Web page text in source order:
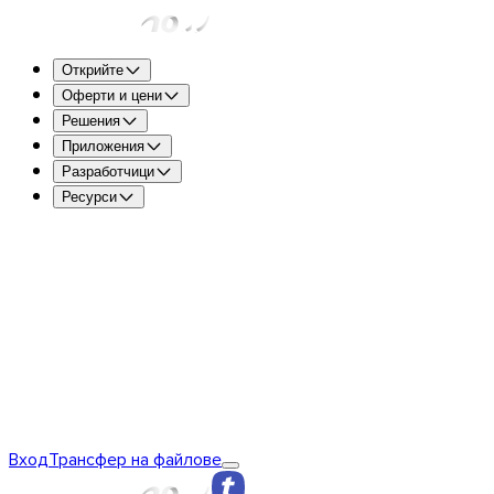
Открийте
Оферти и цени
Решения
Приложения
Разработчици
Ресурси
ВходТрансфер на файлове